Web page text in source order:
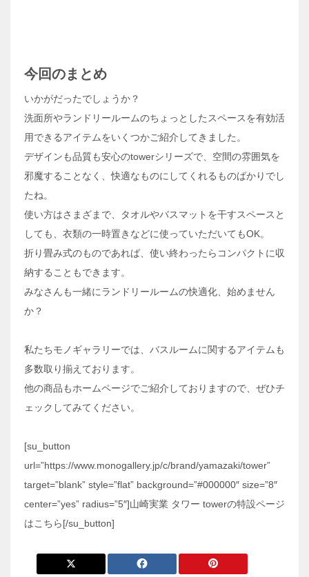
今回のまとめ
いかがだったでしょうか？
洗面所やランドリールームのちょっとしたスペースを有効活
用できるアイテムをいくつかご紹介してきました。
デザインも品質も安心のtowerシリーズで、空間の雰囲気を
邪魔することなく、快適なものにしてくれるものばかりでし
たね。
使い方はさまざまで、タオルやバスマットを干すスペースと
しても、衣類の一時置きなどに使っていただいてもOK。
折り畳み式のものであれば、使い終わったらコンパクトに収
納することもできます。
みなさんも一緒にランドリールームの快適化、始めません
か？
私たちモノギャラリーでは、バスルームに関するアイテムも
多数取り揃えております。
他の商品もホームページでご紹介しておりますので、ぜひチ
ェックしてみてください。
[su_button
url=”https://www.monogallery.jp/c/brand/yamazaki/tower”
target=”blank” style=”flat” background=”#000000″ size=”8″
center=”yes” radius=”5″]山崎実業 タワー towerの特設ページ
はこちら[/su_button]